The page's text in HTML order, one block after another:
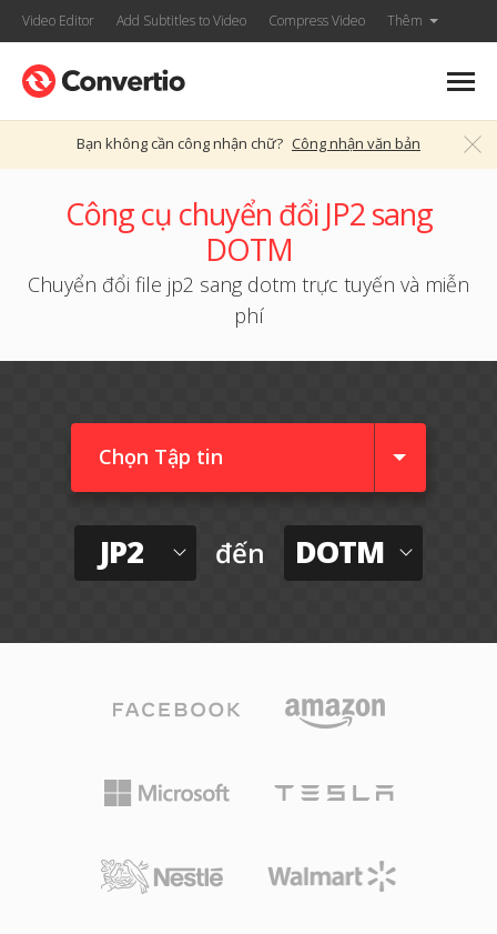
Video Editor Add Subtitles to Video Compress Video Thêm
Bạn không cần công nhận chữ? Công nhận văn bản
Công cụ chuyển đổi JP2 sang
DOTM
Chuyển đổi file jp2 sang dotm trực tuyến và miễn
phí
Chọn Tập tin
JP2 đến DOTM